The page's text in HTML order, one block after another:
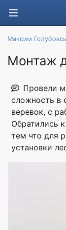
Максим
Монтаж
Провели
сложность в
веревок, с
Обратились
тем что для
установки